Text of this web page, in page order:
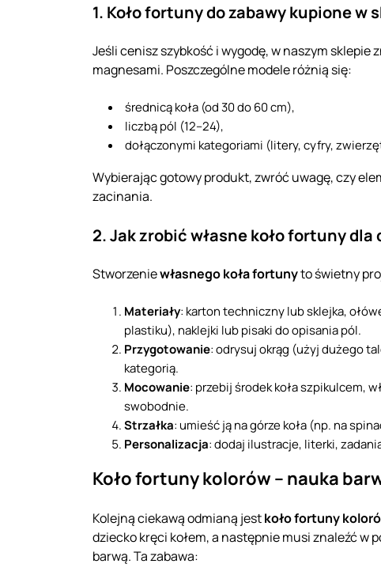
1. Koło fortuny do zabawy kupione w
Jeśli cenisz szybkość i wygodę, w naszym
magnesami. Poszczególne modele różnią się:
średnicą koła (od 30 do 60 cm),
liczbą pól (12–24),
dołączonymi kategoriami (litery, cyfry,
Wybierając gotowy produkt, zwróć uwagę, czy
zacinania.
2. Jak zrobić własne koło fortuny
Stworzeniewłasnego koła fortunyto świetny
Materiały: karton techniczny lub sklejka,
plastiku), naklejki lub pisaki do opisania pól.
Przygotowanie: odrysuj okrąg (użyj dużego
kategorią.
Mocowanie: przebij środek koła szpikulcem,
swobodnie.
Strzałka: umieść ją na górze koła (np. na
Personalizacja: dodaj ilustracje, literki,
Koło fortuny kolorów – nauka
Kolejną ciekawą odmianą jestkoło fortuny
dziecko kręci kołem, a następnie musi znaleźć w
barwą. Ta zabawa: